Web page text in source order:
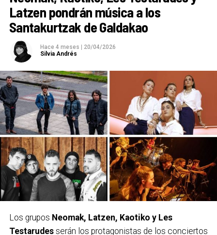
Latzen pondrán música a los
Santakurtzak de Galdakao
Hace 4 meses
20/04/2026
Silvia Andrés
Los grupos Neomak, Latzen, Kaotiko y Les
Testarudesserán los protagonistas de los conciertos